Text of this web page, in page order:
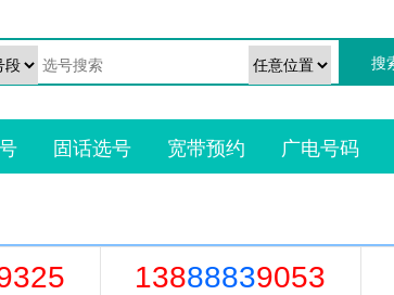
固话选号 宽带预约 广电号码
13888839053